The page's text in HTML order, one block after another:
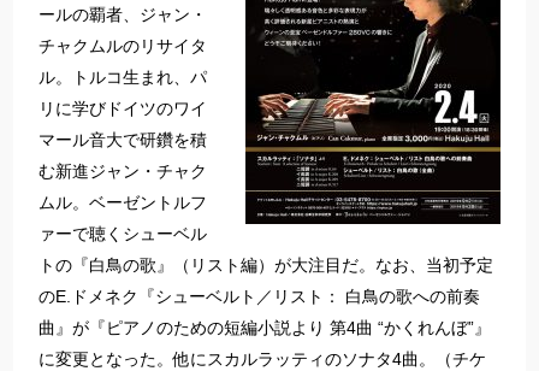
ールの覇者、ジャン・
チャクムルのリサイタ
ル。トルコ生まれ、パ
リに学びドイツのワイ
マール音大で研鑽を積
む新進ジャン・チャク
ムル。ベーゼントルフ
ァーで聴くシューベル
トの『白鳥の歌』（リスト編）が大注目だ。なお、当初予定
のE.ドメネク『シューベルト／リスト： 白鳥の歌への前奏
曲』が『ピアノのための短編小説より 第4曲 “かくれんぼ”』
に変更となった。他にスカルラッティのソナタ4曲。（チケ